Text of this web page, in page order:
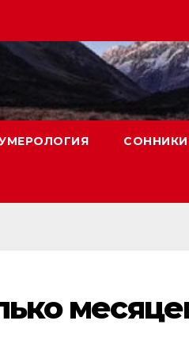
СОННИКИ